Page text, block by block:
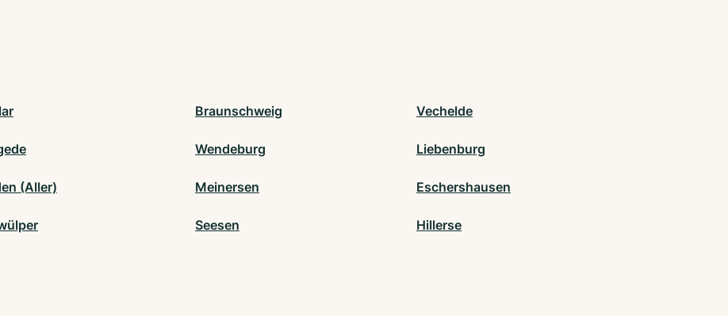
Braunschweig Vechelde
Wendeburg Liebenburg
(Aller) Meinersen Eschershausen
Seesen Hillerse